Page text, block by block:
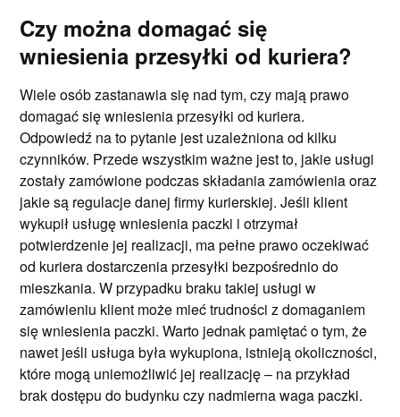
Czy można domagać się
wniesienia przesyłki od kuriera?
Wiele osób zastanawia się nad tym, czy mają prawo
domagać się wniesienia przesyłki od kuriera.
Odpowiedź na to pytanie jest uzależniona od kilku
czynników. Przede wszystkim ważne jest to, jakie usługi
zostały zamówione podczas składania zamówienia oraz
jakie są regulacje danej firmy kurierskiej. Jeśli klient
wykupił usługę wniesienia paczki i otrzymał
potwierdzenie jej realizacji, ma pełne prawo oczekiwać
od kuriera dostarczenia przesyłki bezpośrednio do
mieszkania. W przypadku braku takiej usługi w
zamówieniu klient może mieć trudności z domaganiem
się wniesienia paczki. Warto jednak pamiętać o tym, że
nawet jeśli usługa była wykupiona, istnieją okoliczności,
które mogą uniemożliwić jej realizację – na przykład
brak dostępu do budynku czy nadmierna waga paczki.